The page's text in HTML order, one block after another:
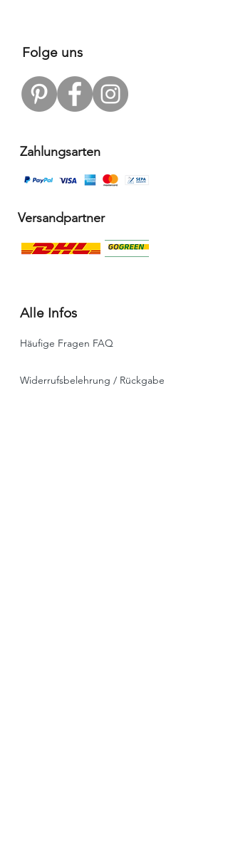
Folge uns
Zahlungsarten
Versandpartner
Alle Infos
Häufige Fragen FAQ
Widerrufsbelehrung / Rückgabe